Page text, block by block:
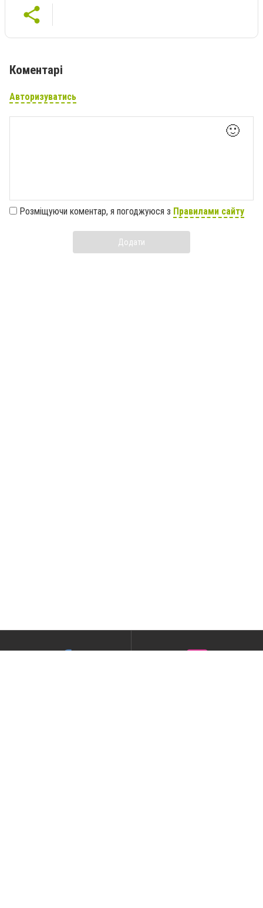
Коментарі
Авторизуватись
🙂
Розміщуючи коментар, я погоджуюся з Правилами сайту
Додати